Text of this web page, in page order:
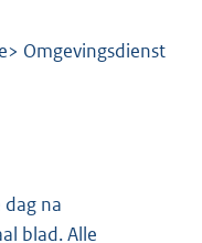
Omgevingsdienst
na
blad. Alle